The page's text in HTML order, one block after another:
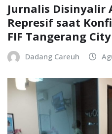
Jurnalis Disinyalir
Represif saat
FIF Tangerang City
Dadang Careuh